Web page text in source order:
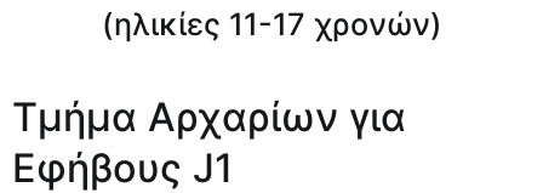
(ηλικίες 11-17 χρονών)
Τμήμα Αρχαρίων για
Εφήβους J1